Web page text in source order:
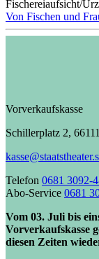
Fischereiaufsicht/
Von Fischen und
Vorverkaufskasse
Schillerplatz 2,
Telefon 0681 3092-
Abo-Service 0681
Vom 03. Juli bis
Vorverkaufskasse
diesen Zeiten